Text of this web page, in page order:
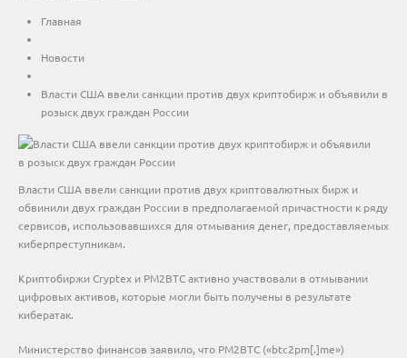
Главная
Новости
Власти США ввели санкции против двух криптобирж и объявили в
розыск двух граждан России
Власти США ввели санкции против двух криптовалютных бирж и
обвинили двух граждан России в предполагаемой причастности к ряду
сервисов, использовавшихся для отмывания денег, предоставляемых
киберпреступникам.
Криптобиржи Cryptex и PM2BTC активно участвовали в отмывании
цифровых активов, которые могли быть получены в результате
кибератак.
Министерство финансов заявило, что PM2BTC («btc2pm[.]me»)